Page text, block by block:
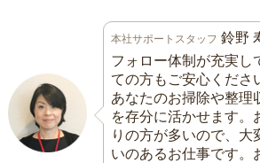
本社サポートスタッフ 鈴野
フォロー体制が充実し
ての方もご安心くださ
あなたのお掃除や整理
を存分に活かせます。
りの方が多いので、大
いのあるお仕事です。